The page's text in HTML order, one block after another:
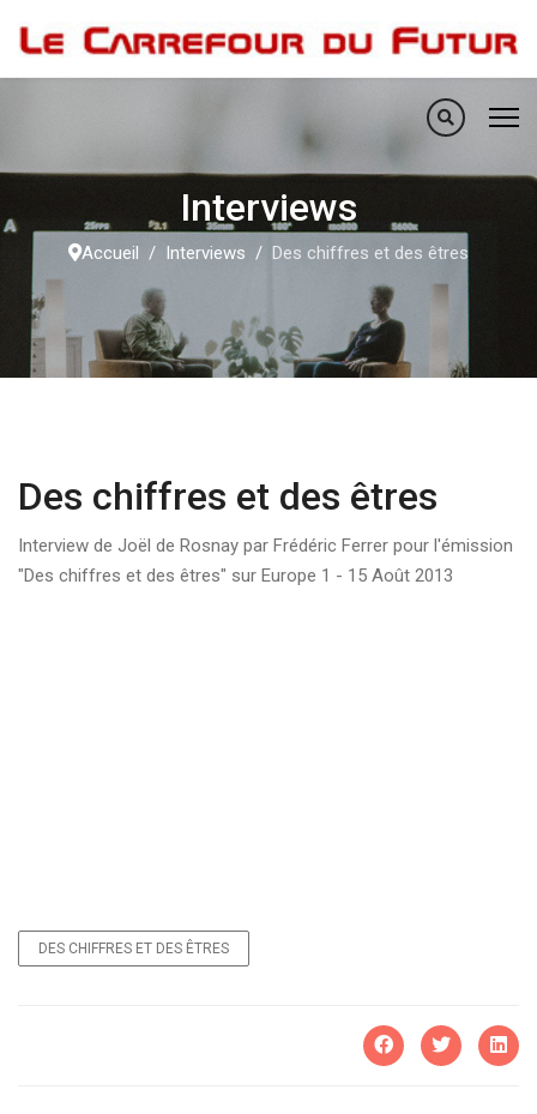
Interviews
Accueil Interviews Des chiffres et des êtres
Des chiffres et des êtres
Interview de Joël de Rosnay par Frédéric Ferrer pour l'émission
"Des chiffres et des êtres" sur Europe 1 - 15 Août 2013
DES CHIFFRES ET DES ÊTRES